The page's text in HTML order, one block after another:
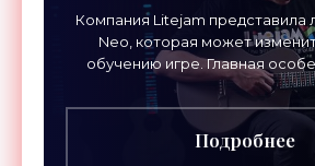
Компания Litejam представила
Neo, которая может
обучению игре. Главная
инструментов – встроенная
грифа.
Подробнее